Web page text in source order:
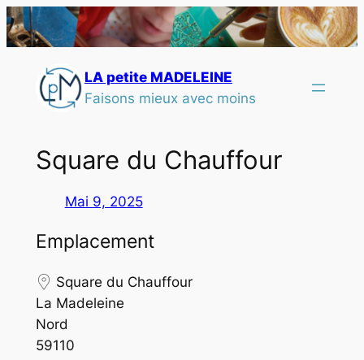
LA petite MADELEINE
Faisons mieux avec moins
Square du Chauffour
Mai 9, 2025
Emplacement
Square du Chauffour
La Madeleine
Nord
59110